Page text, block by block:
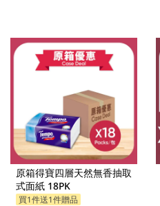
原箱得寶四層天然無香抽取
式面紙 18PK
買1件送1件贈品